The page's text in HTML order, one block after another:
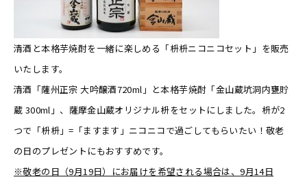
清酒と本格芋焼酎を一緒に楽しめる「枡枡ニコニコセット」を販売
いたします。
清酒「薩州正宗 大吟醸酒720ml」と本格芋焼酎「金山蔵坑洞内甕貯
蔵 300ml」、薩摩金山蔵オリジナル枡をセットにしました。枡が2
つで「枡枡」=「ますます」ニコニコで過ごしてもらいたい！敬老
の日のプレゼントにもおすすめです。
※敬老の日（9月19日）にお届けを希望される場合は、9月14日